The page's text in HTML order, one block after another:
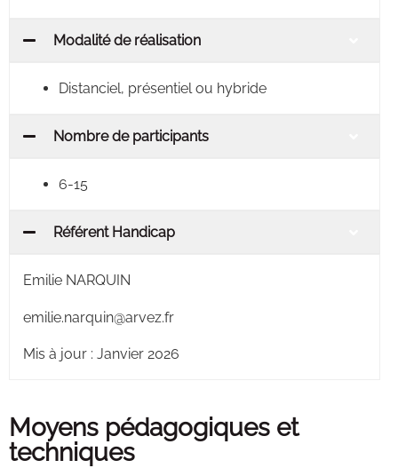
Modalité de réalisation
Distanciel, présentiel ou hybride
Nombre de participants
6-15
Référent Handicap
Emilie NARQUIN
emilie.narquin@arvez.fr
Mis à jour : Janvier 2026
Moyens pédagogiques et
techniques